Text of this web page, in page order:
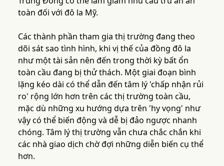
toàn đối với đô la Mỹ.
Các thành phần tham gia thị trường đang theo
dõi sát sao tình hình, khi vị thế của đồng đô la
như một tài sản nên đến trong thời kỳ bất ổn
toàn cầu đang bị thử thách. Một giai đoạn bình
lặng kéo dài có thể dẫn đến tâm lý 'chấp nhận rủi
ro' rộng lớn hơn trên các thị trường toàn cầu,
mặc dù những xu hướng dựa trên 'hy vọng' như
vậy có thể biến động và dễ bị đảo ngược nhanh
chóng. Tâm lý thị trường vẫn chưa chắc chắn khi
các nhà giao dịch chờ đợi những diễn biến cụ thể
hơn.